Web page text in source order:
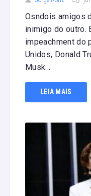
Osndois amigos
inimigo do outro.
impeachment do
Unidos, Donald
Musk...
LEIA MAIS